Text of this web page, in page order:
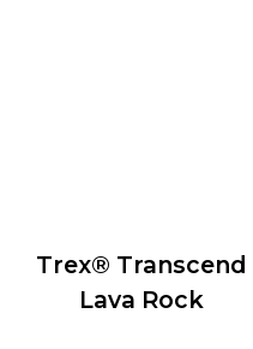
Trex® Transcend
Lava Rock